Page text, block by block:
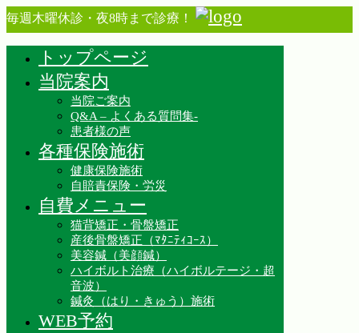
毎週木曜休診・夜8時まで診療！
トップページ
当院案内
当院ご案内
Q&A – よくある質問集-
患者様の声
各種保険施術
健康保険施術
自賠責保険・労災
自費メニュー
猫背矯正・骨盤矯正
産後骨盤矯正（ﾏﾀﾆﾃｨｺｰｽ）
美容鍼（美顔鍼）
ハイボルト治療（ハイボルテージ・超
音波）
鍼灸（はり・きゅう）施術
WEB予約